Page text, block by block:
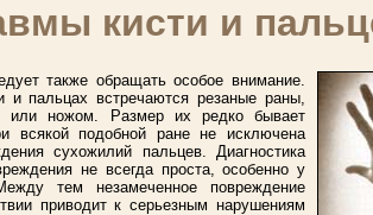
кисти и
также обращать особое внимание.
и пальцах встречаются резаные раны,
или ножом. Размер их редко бывает
всякой подобной ране не исключена
сухожилий пальцев. Диагностика
не всегда проста, особенно у
тем незамеченное повреждение
приводит к серьезным нарушениям